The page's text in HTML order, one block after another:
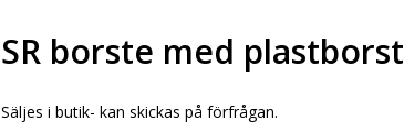
SR borste med plastborst
Säljes i butik- kan skickas på förfrågan.